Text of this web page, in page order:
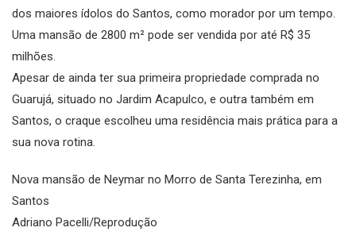
dos maiores ídolos do Santos, como morador por um tempo.
Uma mansão de 2800 m² pode ser vendida por até R$ 35
milhões.
Apesar de ainda ter sua primeira propriedade comprada no
Guarujá, situado no Jardim Acapulco, e outra também em
Santos, o craque escolheu uma residência mais prática para a
sua nova rotina.
Nova mansão de Neymar no Morro de Santa Terezinha, em
Santos
Adriano Pacelli/Reprodução